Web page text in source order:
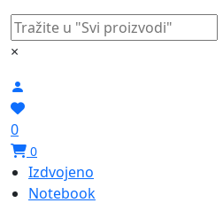
×
0
0
Izdvojeno
Notebook